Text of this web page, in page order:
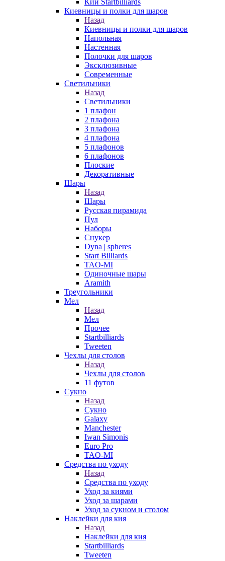
Кии Startbilliards
Киевницы и полки для шаров
Назад
Киевницы и полки для шаров
Напольная
Настенная
Полочки для шаров
Эксклюзивные
Современные
Светильники
Назад
Светильники
1 плафон
2 плафона
3 плафона
4 плафона
5 плафонов
6 плафонов
Плоские
Декоративные
Шары
Назад
Шары
Русская пирамида
Пул
Наборы
Снукер
Dyna | spheres
Start Billiards
TAO-MI
Одиночные шары
Aramith
Треугольники
Мел
Назад
Мел
Прочее
Startbilliards
Tweeten
Чехлы для столов
Назад
Чехлы для столов
11 футов
Сукно
Назад
Сукно
Galaxy
Manchester
Iwan Simonis
Euro Pro
TAO-MI
Средства по уходу
Назад
Средства по уходу
Уход за киями
Уход за шарами
Уход за сукном и столом
Наклейки для кия
Назад
Наклейки для кия
Startbilliards
Tweeten